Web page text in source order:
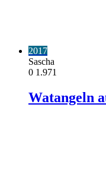
2017
Sascha
0 1.971
Watangeln